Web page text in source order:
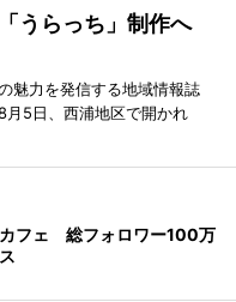
うらっち」制作へ
魅力を発信する地域情報誌
月5日、西浦地区で開かれ
フェ 総フォロワー100万